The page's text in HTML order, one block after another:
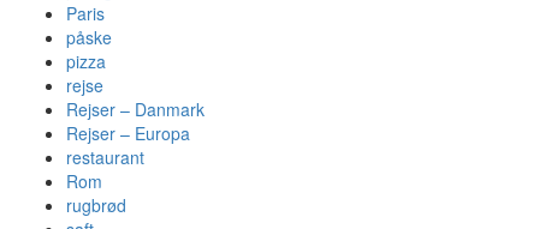
Paris
påske
pizza
rejse
Rejser – Danmark
Rejser – Europa
restaurant
Rom
rugbrød